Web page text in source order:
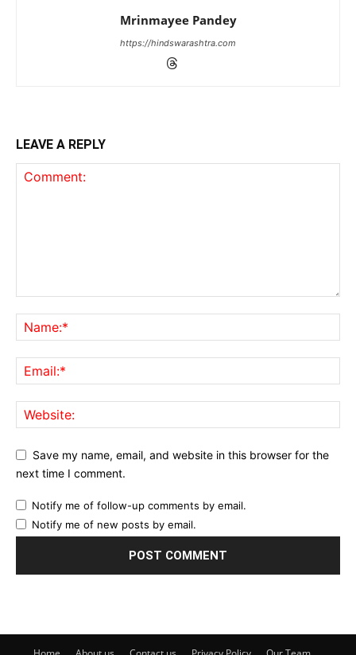
Mrinmayee Pandey
https://hindswarashtra.com
LEAVE A REPLY
Save my name, email, and website in this browser for the
next time I comment.
Notify me of follow-up comments by email.
Notify me of new posts by email.